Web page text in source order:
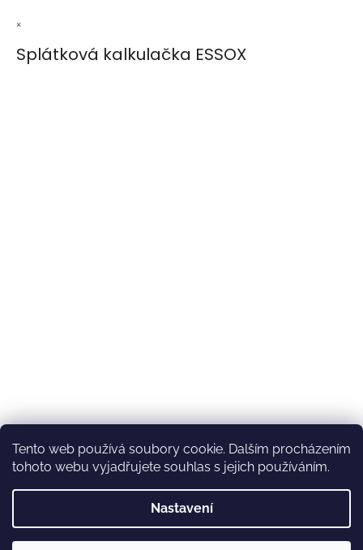
Tento web používá soubory cookie. Dalším procházením
tohoto webu vyjadřujete souhlas s jejich používáním.
Nastavení
×
Splátková kalkulačka ESSOX